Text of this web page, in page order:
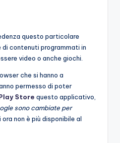
questo particolare
contenuti programmati in
video o anche giochi.
che si hanno a
permesso di poter
Store questo applicativo,
sono cambiate per
ora non è più disponibile al